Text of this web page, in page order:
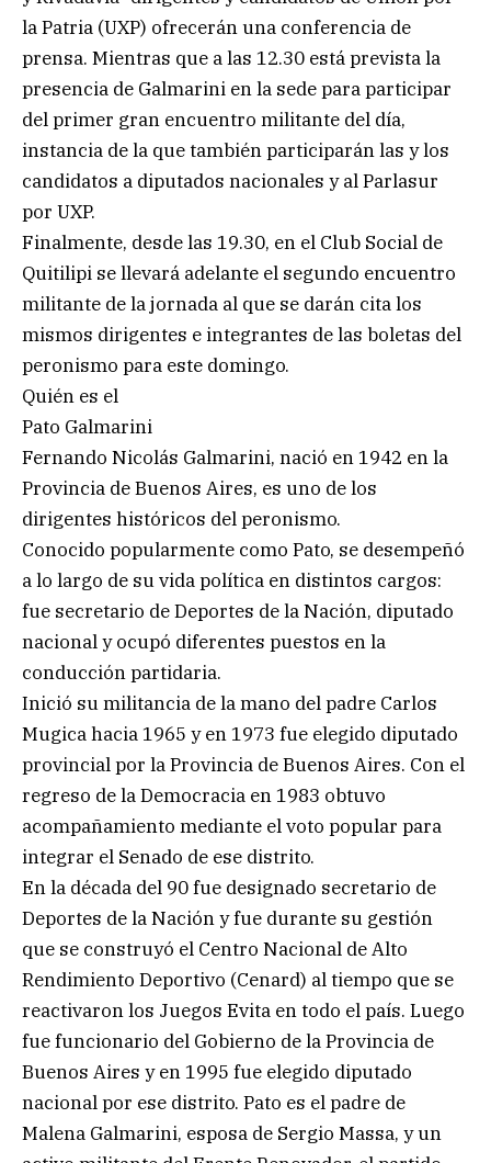
la Patria (UXP) ofrecerán una conferencia de
prensa. Mientras que a las 12.30 está prevista la
presencia de Galmarini en la sede para participar
del primer gran encuentro militante del día,
instancia de la que también participarán las y los
candidatos a diputados nacionales y al Parlasur
por UXP.
Finalmente, desde las 19.30, en el Club Social de
Quitilipi se llevará adelante el segundo encuentro
militante de la jornada al que se darán cita los
mismos dirigentes e integrantes de las boletas del
peronismo para este domingo.
Quién es el
Pato Galmarini
Fernando Nicolás Galmarini, nació en 1942 en la
Provincia de Buenos Aires, es uno de los
dirigentes históricos del peronismo.
Conocido popularmente como Pato, se desempeñó
a lo largo de su vida política en distintos cargos:
fue secretario de Deportes de la Nación, diputado
nacional y ocupó diferentes puestos en la
conducción partidaria.
Inició su militancia de la mano del padre Carlos
Mugica hacia 1965 y en 1973 fue elegido diputado
provincial por la Provincia de Buenos Aires. Con el
regreso de la Democracia en 1983 obtuvo
acompañamiento mediante el voto popular para
integrar el Senado de ese distrito.
En la década del 90 fue designado secretario de
Deportes de la Nación y fue durante su gestión
que se construyó el Centro Nacional de Alto
Rendimiento Deportivo (Cenard) al tiempo que se
reactivaron los Juegos Evita en todo el país. Luego
fue funcionario del Gobierno de la Provincia de
Buenos Aires y en 1995 fue elegido diputado
nacional por ese distrito. Pato es el padre de
Malena Galmarini, esposa de Sergio Massa, y un